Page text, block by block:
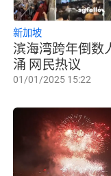
滨海湾跨年倒数
涌 网民热议
新加坡
01/01/2025 15:22